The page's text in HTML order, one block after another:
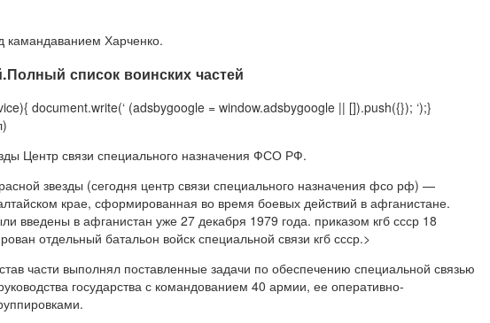
камандаванием Харченко.
список воинских частей
document.write(‘ (adsbygoogle = window.adsbygoogle || []).push({}); ‘);}
Центр связи специального назначения ФСО РФ.
звезды (сегодня центр связи специального назначения фсо рф) —
крае, сформированная во время боевых действий в афганистане.
введены в афганистан уже 27 декабря 1979 года. приказом кгб ссср 18
отдельный батальон войск специальной связи кгб ссср.>
части выполнял поставленные задачи по обеспечению специальной связью
государства с командованием 40 армии, ее оперативно-